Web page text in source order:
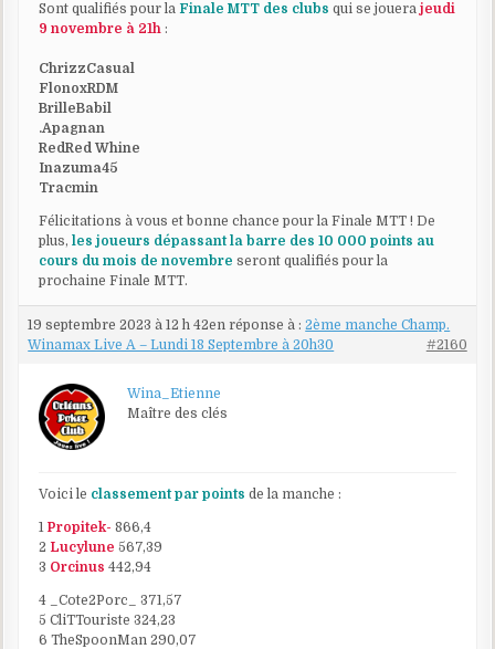
Sont qualifiés pour laFinale MTT des clubs qui se jouerajeudi
9 novembre à 21h :
ChrizzCasual
FlonoxRDM
BrilleBabil
.Apagnan
RedRed Whine
Inazuma45
Tracmin
Félicitations à vous et bonne chance pour la Finale MTT ! De
plus,les joueurs dépassant la barre des 10 000 points au
cours du mois de novembre seront qualifiés pour la
prochaine Finale MTT.
19 septembre 2023 à 12 h 42en réponse à :2ème manche Champ.
Winamax Live A – Lundi 18 Septembre à 20h30
#2160
Wina_Etienne
Maître des clés
Voici le classement par points de la manche :
1Propitek- 866,4
2 Lucylune 567,39
3 Orcinus 442,94
4 _Cote2Porc_ 371,57
5 CliTTouriste 324,23
6 TheSpoonMan 290,07